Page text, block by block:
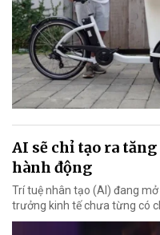
AI sẽ chỉ tạo ra
hành động
Trí tuệ nhân tạo (AI) đang
trưởng kinh tế chưa từng có